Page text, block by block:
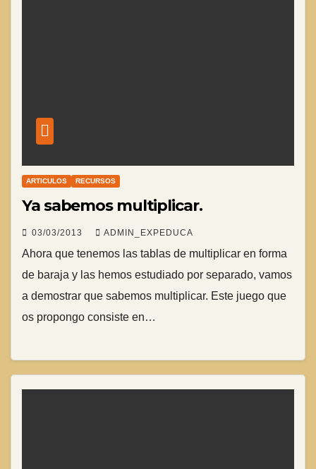
ARTICULOS RECURSOS
Ya sabemos multiplicar.
03/03/2013 ADMIN_EXPEDUCA
Ahora que tenemos las tablas de multiplicar en forma
de baraja y las hemos estudiado por separado, vamos
a demostrar que sabemos multiplicar. Este juego que
os propongo consiste en…